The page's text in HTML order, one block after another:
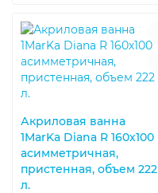
Акриловая ванна
1MarKa Diana R 160х100
асимметричная,
пристенная, объем 222
л.